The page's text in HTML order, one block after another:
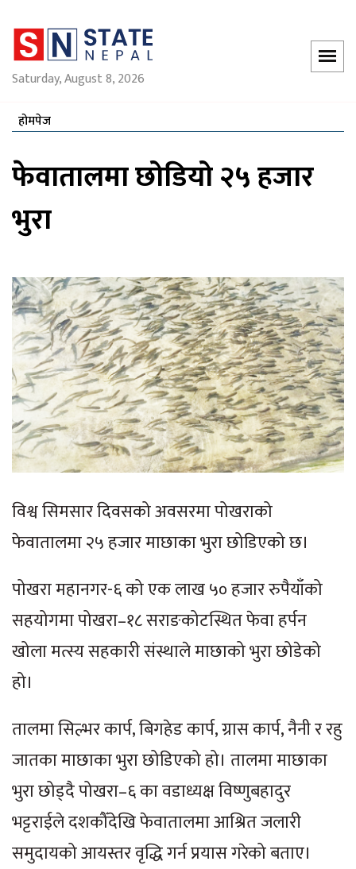
Saturday, August 8, 2026
होमपेज
फेवातालमा छोडियो २५ हजार
भुरा
विश्व सिमसार दिवसको अवसरमा पोखराको
फेवातालमा २५ हजार माछाका भुरा छोडिएको छ।
पोखरा महानगर-६ को एक लाख ५० हजार रुपैयाँको
सहयोगमा पोखरा–१८ सराङकोटस्थित फेवा हर्पन
खोला मत्स्य सहकारी संस्थाले माछाको भुरा छोडेको
हो।
तालमा सिल्भर कार्प, बिगहेड कार्प, ग्रास कार्प, नैनी र रहु
जातका माछाका भुरा छोडिएको हो। तालमा माछाका
भुरा छोड्दै पोखरा–६ का वडाध्यक्ष विष्णुबहादुर
भट्टराईले दशकौँदेखि फेवातालमा आश्रित जलारी
समुदायको आयस्तर वृद्धि गर्न प्रयास गरेको बताए।